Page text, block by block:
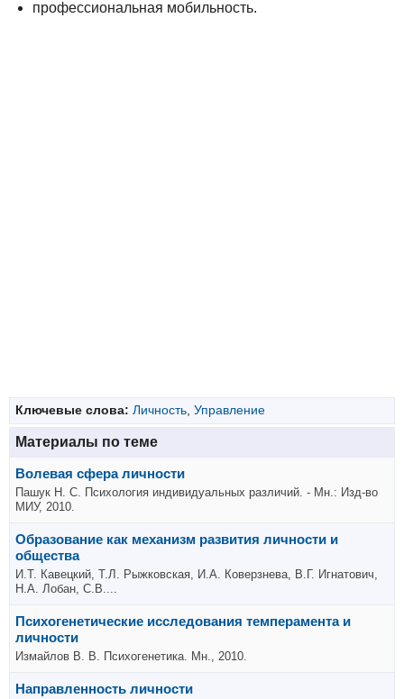
профессиональная мобильность.
Ключевые слова: Личность, Управление
Материалы по теме
Волевая сфера личности
Пашук Н. С. Психология индивидуальных различий. - Мн.: Изд-во
МИУ, 2010.
Образование как механизм развития личности и
общества
И.Т. Кавецкий, Т.Л. Рыжковская, И.А. Коверзнева, В.Г. Игнатович,
Н.А. Лобан, С.В....
Психогенетические исследования темперамента и
личности
Измайлов В. В. Психогенетика. Мн., 2010.
Направленность личности